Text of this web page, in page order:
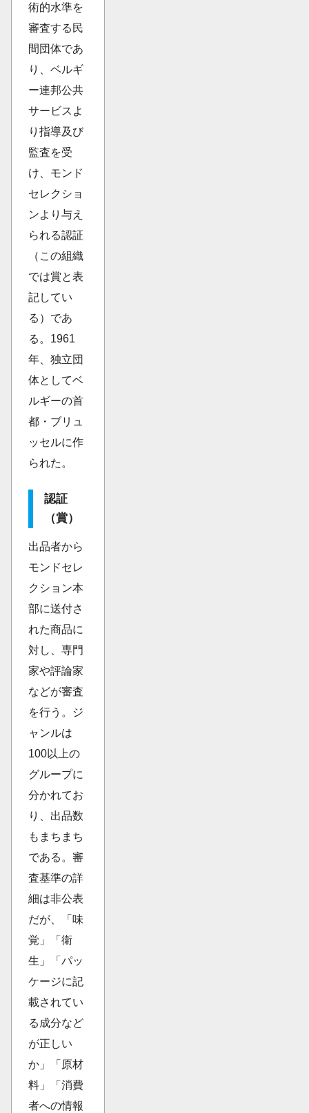
術的水準を
審査する民
間団体であ
り、ベルギ
ー連邦公共
サービスよ
り指導及び
監査を受
け、モンド
セレクショ
ンより与え
られる認証
（この組織
では賞と表
記してい
る）であ
る。1961
年、独立団
体としてベ
ルギーの首
都・ブリュ
ッセルに作
られた。
認証
（賞）
出品者から
モンドセレ
クション本
部に送付さ
れた商品に
対し、専門
家や評論家
などが審査
を行う。ジ
ャンルは
100以上の
グループに
分かれてお
り、出品数
もまちまち
である。審
査基準の詳
細は非公表
だが、「味
覚」「衛
生」「パッ
ケージに記
載されてい
る成分など
が正しい
か」「原材
料」「消費
者への情報